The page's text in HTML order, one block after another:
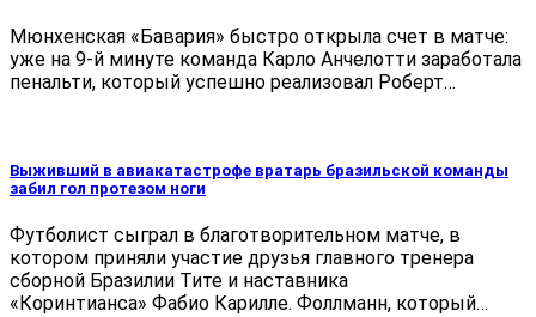
Мюнхенская «Бавария» быстро открыла счет в матче:
уже на 9-й минуте команда Карло Анчелотти заработала
пенальти, который успешно реализовал Роберт…
Выживший в авиакатастрофе вратарь бразильской команды
забил гол протезом ноги
Футболист сыграл в благотворительном матче, в
котором приняли участие друзья главного тренера
сборной Бразилии Тите и наставника
«Коринтианса» Фабио Карилле. Фоллманн, который…